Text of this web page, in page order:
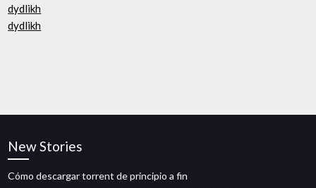
dydlikh
dydlikh
New Stories
Cómo descargar torrent de principio a fin